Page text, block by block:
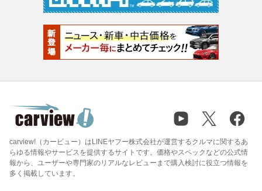
carview!（カービュー）はLINEヤフー株式会社が運営するクルマに関するあ
らゆる情報やサービスを提供するサイトです。価格やスペックなどの公式情
報から、ユーザーや専門家のリアルなレビューまで購入検討に役立つ情報を
多く掲載しています。